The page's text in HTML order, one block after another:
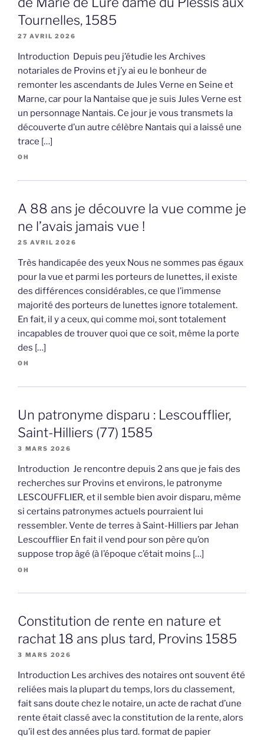
Tournelles, 1585
27 AVRIL 2026
Introduction Depuis peu j’étudie les Archives
notariales de Provins et j’y ai eu le bonheur de
remonter les ascendants de Jules Verne en Seine et
Marne, car pour la Nantaise que je suis Jules Verne est
un personnage Nantais. Ce jour je vous transmets la
découverte d’un autre célèbre Nantais qui a laissé une
trace […]
OH
A 88 ans je découvre la vue comme je
ne l’avais jamais vue !
25 AVRIL 2026
Très handicapée des yeux Nous ne sommes pas égaux
pour la vue et parmi les porteurs de lunettes, il existe
des différences considérables, ce que l’immense
majorité des porteurs de lunettes ignore totalement.
En fait, il y a ceux, qui comme moi, sont totalement
incapables de trouver quoi que ce soit, même la porte
des […]
OH
Un patronyme disparu : Lescoufflier,
Saint-Hilliers (77) 1585
3 MARS 2026
Introduction Je rencontre depuis 2 ans que je fais des
recherches sur Provins et environs, le patronyme
LESCOUFFLIER, et il semble bien avoir disparu, même
si certains patronymes actuels pourraient lui
ressembler. Vente de terres à Saint-Hilliers par Jehan
Lescoufflier En fait il vend pour son père qu’on
suppose trop âgé (à l’époque c’était moins […]
OH
Constitution de rente en nature et
rachat 18 ans plus tard, Provins 1585
3 MARS 2026
Introduction Les archives des notaires ont souvent été
reliées mais la plupart du temps, lors du classement,
fait sans doute chez le notaire, un acte de rachat d’une
rente était classé avec la constitution de la rente, alors
qu’il est des années plus tard. format de papier